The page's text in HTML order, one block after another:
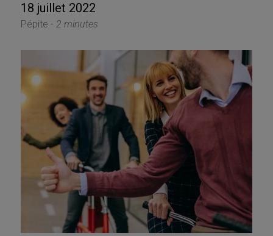
18 juillet 2022
Pépite - 2 minutes